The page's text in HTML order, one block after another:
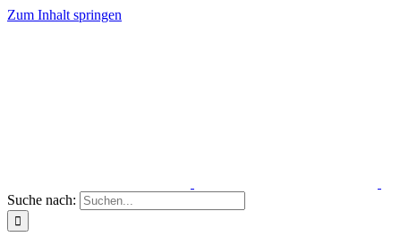
Zum Inhalt springen
Suche nach: